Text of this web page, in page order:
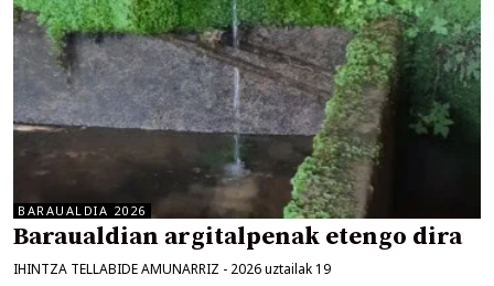
BARAUALDIA 2026
Baraualdian argitalpenak etengo dira
IHINTZA TELLABIDE AMUNARRIZ - 2026 uztailak 19